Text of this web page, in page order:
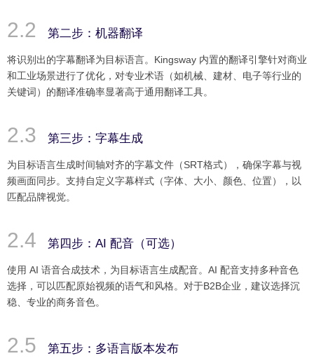
第二步：机器翻译
将识别出的字幕翻译为目标语言。Kingsway 内置的翻译引擎针对商业
和工业场景进行了优化，对专业术语（如机械、建材、电子等行业的
关键词）的翻译准确率显著高于通用翻译工具。
第三步：字幕生成
为目标语言生成时间轴对齐的字幕文件（SRT格式），确保字幕与视
频画面同步。支持自定义字幕样式（字体、大小、颜色、位置），以
匹配品牌视觉。
第四步：AI 配音（可选）
使用 AI 语音合成技术，为目标语言生成配音。AI 配音支持多种音色
选择，可以匹配原始视频的语气和风格。对于B2B企业，建议选择沉
稳、专业的商务音色。
第五步：多语言版本发布